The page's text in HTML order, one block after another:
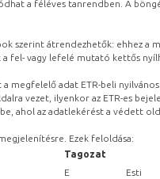
a féléves tanrendben. A
szerint átrendezhetők: ehhez a
fel- vagy lefelé mutató kettős
adat ETR-beli
vezet, ilyenkor az ETR-es
ahol az adatlekérést a védett
Ezek feloldása:
Tagozat
E
Esti